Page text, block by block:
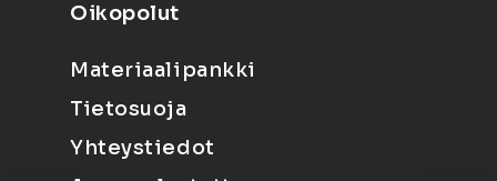
Oikopolut
Materiaalipankki
Tietosuoja
Yhteystiedot